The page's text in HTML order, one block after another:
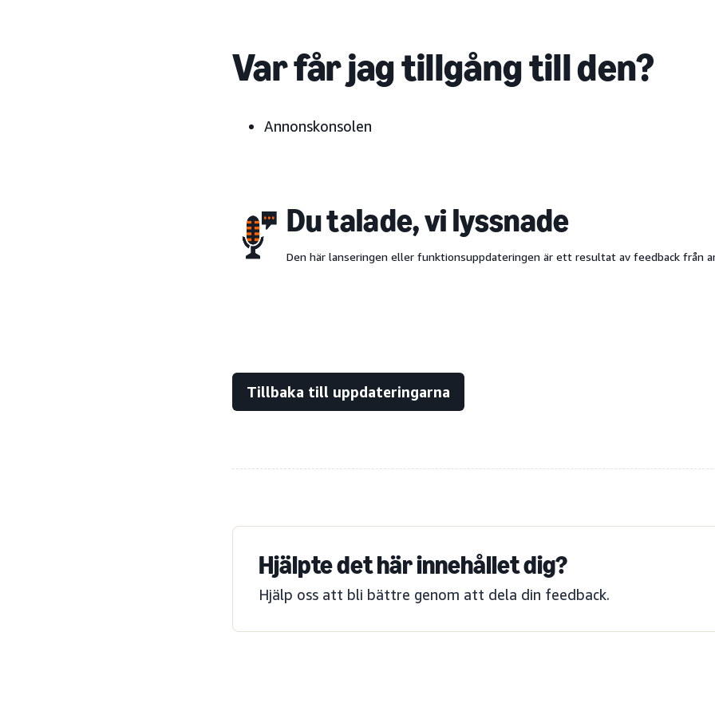
Var får jag tillgång till den?
Annonskonsolen
Du talade, vi lyssnade
Den här lanseringen eller funktionsuppdateringen är ett resultat av feedback från
Tillbaka till uppdateringarna
Hjälpte det här innehållet dig?
Hjälp oss att bli bättre genom att dela din feedback.